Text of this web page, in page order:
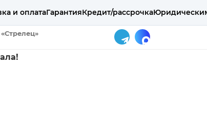
и оплатаГарантияКредит/рассрочка